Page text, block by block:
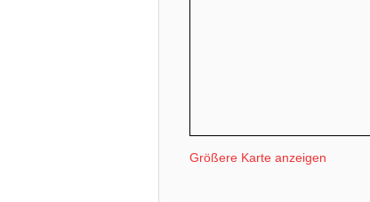
Größere Karte anzeigen